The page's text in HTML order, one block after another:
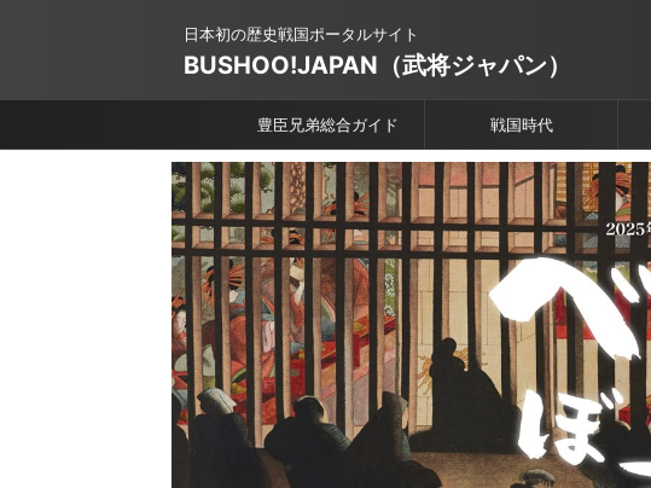
日本初の歴史戦国ポータルサイト
BUSHOO!JAPAN（武将ジャパン）
豊臣兄弟総合ガイド 戦国時代